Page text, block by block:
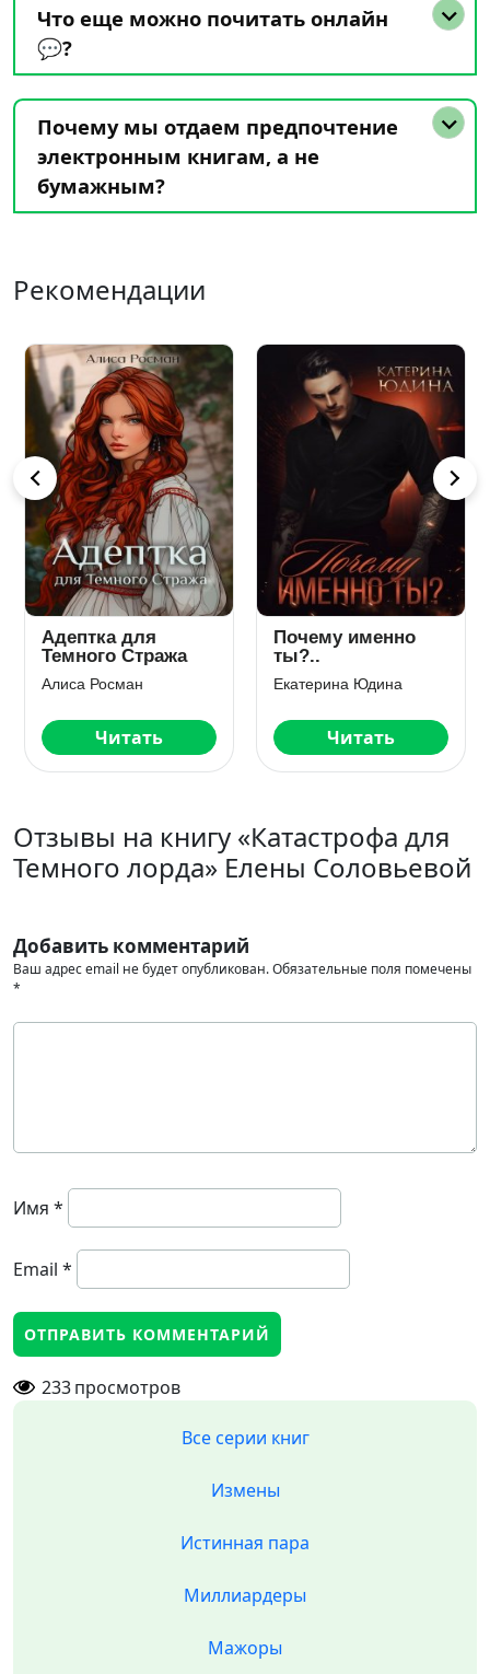
Что еще можно почитать онлайн
💬?
Почему мы отдаем предпочтение
электронным книгам, а не
бумажным?
Рекомендации
Заноза Его
Величества — 2
Елена Лабрус
Читать
Похищенная
Лана Кроу
Читать
Отзывы на книгу «Катастрофа для
Темного лорда» Елены Соловьевой
Добавить комментарий
Ваш адрес email не будет опубликован.Обязательные поля помечены
*
Имя *
Email *
233просмотров
Все серии книг
Измены
Истинная пара
Миллиардеры
Мажоры